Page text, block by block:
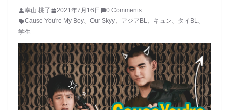
幸山 桃子 2021年7月16日
0 Comments
Cause You're My Boy、 Our Skyy、 アジアBL、 キュン、 タイBL、
学生